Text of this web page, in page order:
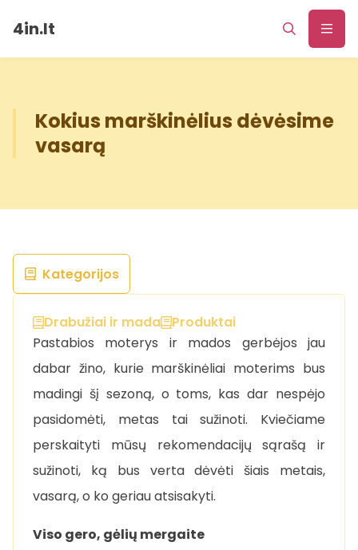
4in.lt
Kokius marškinėlius dėvėsime
vasarą
Drabužiai ir mada
Produktai
Pastabios moterys ir mados gerbėjos jau
dabar žino, kurie marškinėliai moterims bus
madingi šį sezoną, o toms, kas dar nespėjo
pasidomėti, metas tai sužinoti. Kviečiame
perskaityti mūsų rekomendacijų sąrašą ir
sužinoti, ką bus verta dėvėti šiais metais,
vasarą, o ko geriau atsisakyti.
Viso gero, gėlių mergaite
Kategorijos